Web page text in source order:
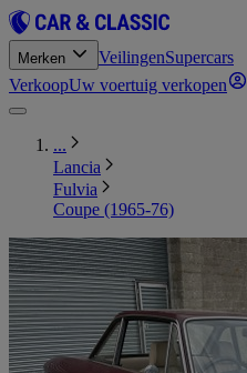
Merken VeilingenSupercars
VerkoopUw voertuig verkopen
...
Lancia
Fulvia
Coupe (1965-76)